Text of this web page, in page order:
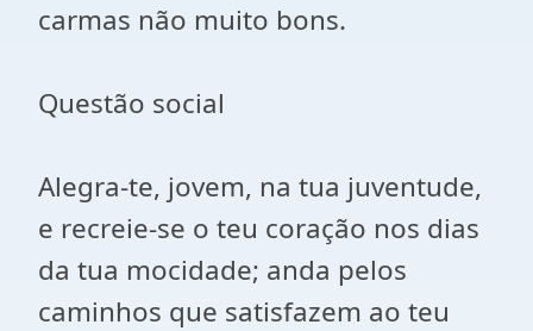
carmas não muito bons.
Questão social
Alegra-te, jovem, na tua juventude,
e recreie-se o teu coração nos dias
da tua mocidade; anda pelos
caminhos que satisfazem ao teu